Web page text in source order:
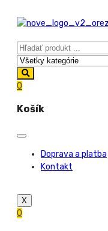
0
Košík
Doprava a platba
Kontakt
X
0